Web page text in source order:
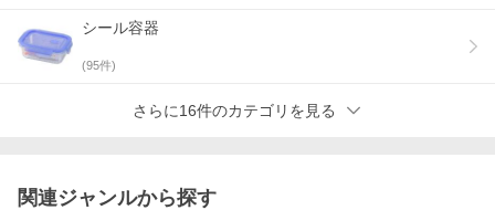
シール容器
(95件)
さらに16件のカテゴリを見る
関連ジャンルから探す